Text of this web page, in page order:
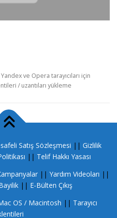
ve Opera tarayıcıları için
/ uzantıları yükleme
Satış Sözleşmesi || Gizlilik
|| Telif Hakkı Yasası
|| Yardım Videoları ||
|| E-Bülten Çıkış
OS / Macintosh || Tarayıcı